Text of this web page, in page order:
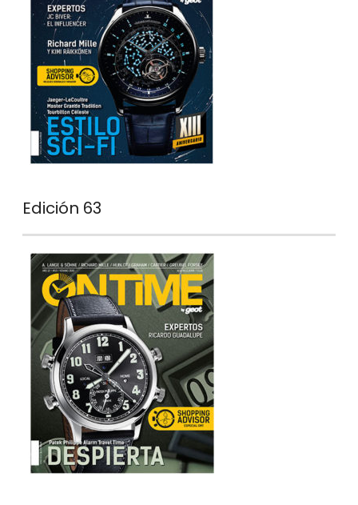
Edición 63